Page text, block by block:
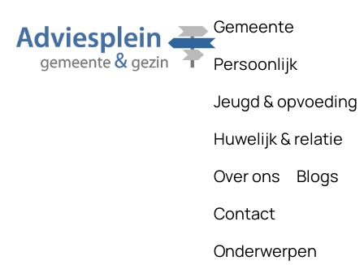
Gemeente
Persoonlijk
Jeugd & opvoeding
Huwelijk & relatie
Over ons
Blogs
Contact
Onderwerpen